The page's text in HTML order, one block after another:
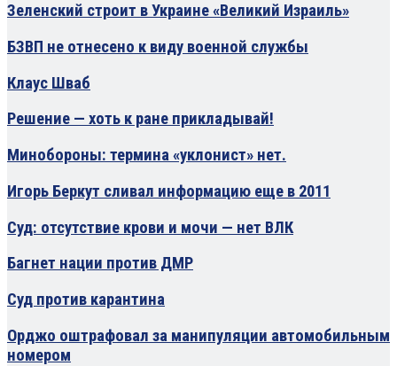
Зеленский строит в Украине «Великий Израиль»
БЗВП не отнесено к виду военной службы
Клаус Шваб
Решение — хоть к ране прикладывай!
Минобороны: термина «уклонист» нет.
Игорь Беркут сливал информацию еще в 2011
Суд: отсутствие крови и мочи — нет ВЛК
Багнет нации против ДМР
Суд против карантина
Орджо оштрафовал за манипуляции автомобильным
номером